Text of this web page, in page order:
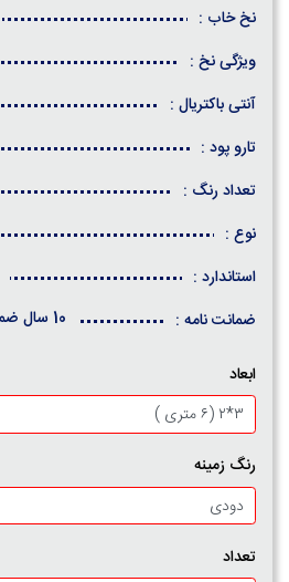
نخ خاب :
ویژگی نخ :
آنتی باکتریال :
تارو پود :
تعداد رنگ :
نوع :
استاندارد :
ضمانت نامه :
10 سال ضمانت کیفی / 30 روز بازگشت
ابعاد
رنگ زمینه
تعداد